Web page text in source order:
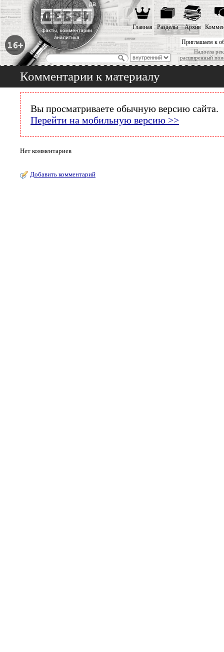
Приглашаем к
Надоела
расширенный
Главная Разделы Архив
Комментарии к материалу
Вы просматриваете обычную версию сайта.
Перейти на мобильную версию >>
Нет комментариев
Добавить комментарий